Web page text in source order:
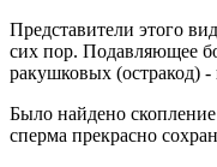
Представители этого
сих пор. Подавляющее
ракушковых (остракод)
Было найдено
сперма прекрасно